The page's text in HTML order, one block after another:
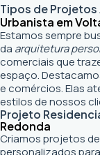
Tipos de
Urbanista em
Estamos sempre
da arquitetura
comerciais que
espaço.
e comércios. Elas
estilos de nossos
Projeto
Redonda
Criamos projetos
personalizados